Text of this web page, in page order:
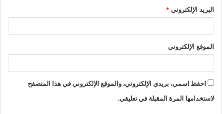
البريد الإلكتروني *
الموقع الإلكتروني
احفظ اسمي، بريدي الإلكتروني، والموقع الإلكتروني في هذا المتصفح
لاستخدامها المرة المقبلة في تعليقي.